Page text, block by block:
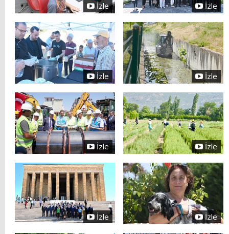
İzle İzle
İzle İzle
İzle İzle
İzle İzle